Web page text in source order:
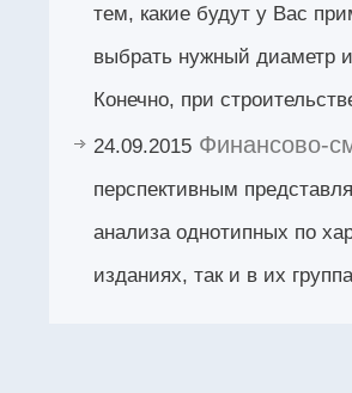
тем, какие будут у Вас
выбрать нужный диаметр
Конечно, при
24.09.2015 Финансово-
перспективным
анализа однотипных по
изданиях, так и в их